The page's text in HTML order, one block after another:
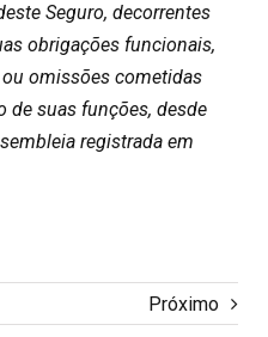
Seguro, decorrentes
obrigações funcionais,
omissões cometidas
de suas funções, desde
registrada em
Próximo